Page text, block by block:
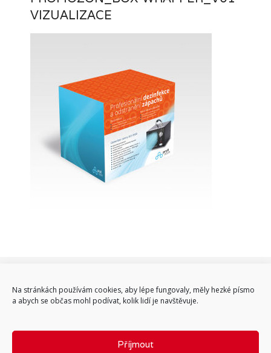
Na stránkách používám cookies, aby lépe fungovaly, měly hezké písmo
a abych se občas mohl podívat, kolik lidí je navštěvuje.
Příjmout
VIZUALIZACE
16.12.2014